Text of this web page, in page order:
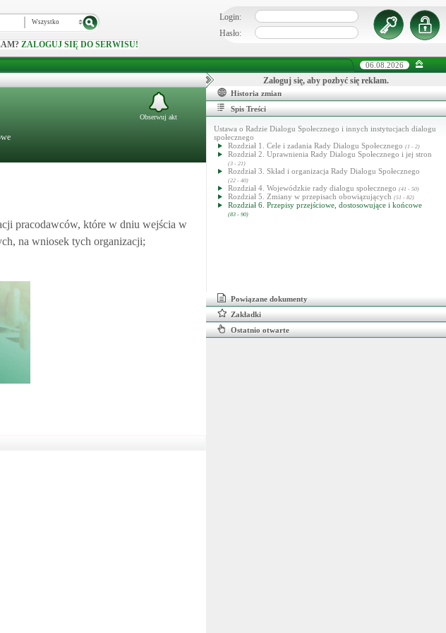
Wszystko
ZALOGUJ SIĘ DO SERWISU!
Login:
Hasło:
06.08.2026
Obserwuj akt
pracodawców, które w dniu wejścia w
na wniosek tych organizacji;
Zaloguj się, aby pozbyć się reklam.
Historia zmian
Spis Treści
Ustawa o Radzie Dialogu Społecznego i innych instytucjach dialogu
społecznego
Rozdział 1. Cele i zadania Rady Dialogu Społecznego (1 - 2)
Rozdział 2. Uprawnienia Rady Dialogu Społecznego i jej stron
(3 - 21)
Rozdział 3. Skład i organizacja Rady Dialogu Społecznego
(22 - 40)
Rozdział 4. Wojewódzkie rady dialogu społecznego (41 - 50)
Rozdział 5. Zmiany w przepisach obowiązujących (51 - 82)
Rozdział 6. Przepisy przejściowe, dostosowujące i końcowe
(83 - 90)
Powiązane dokumenty
Zakładki
Ostatnio otwarte